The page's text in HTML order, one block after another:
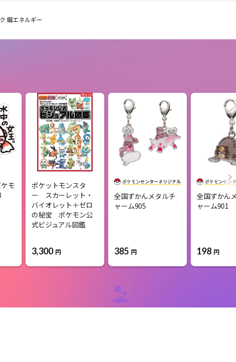
鋼エネルギー
モ
ポケットモンスタ
ー スカーレット・
バイオレット＋ゼロ
の秘宝 ポケモン公
式ビジュアル図鑑
3,300 円
全国ずかんメタルチ
ャーム905
385 円
全国ずかん
ャーム901
198 円